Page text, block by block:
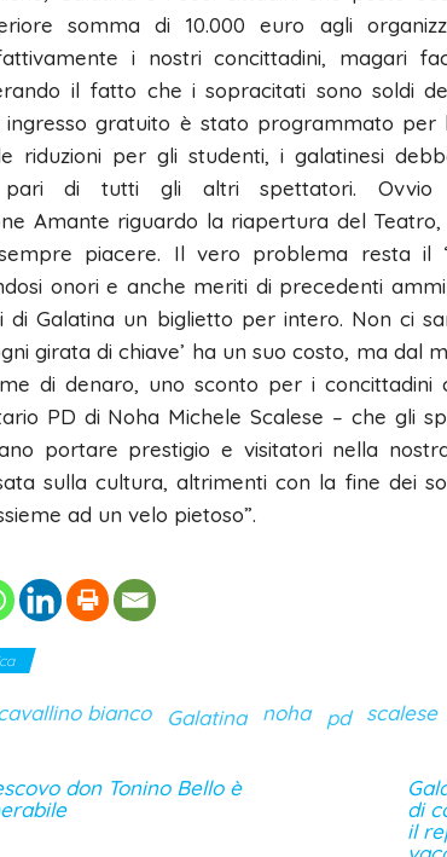
somma di 10.000 euro agli
i nostri concittadini, magari
il fatto che i sopracitati sono soldi
ingresso gratuito è stato programmato per
riduzioni per gli studenti, i galatinesi
di tutti gli altri spettatori. Ovvio
Amante riguardo la riapertura del
piacere. Il vero problema resta il
onori e anche meriti di precedenti
di Galatina un biglietto per intero. Non ci
girata di chiave’ ha un suo costo, ma dal
di denaro, uno sconto per i
PD di Noha Michele Scalese – che gli
portare prestigio e visitatori nella
sulla cultura, altrimenti con la fine dei
ad un velo pietoso”.
bianco Galatina noha pd scalese
don Tonino Bello è
di
il